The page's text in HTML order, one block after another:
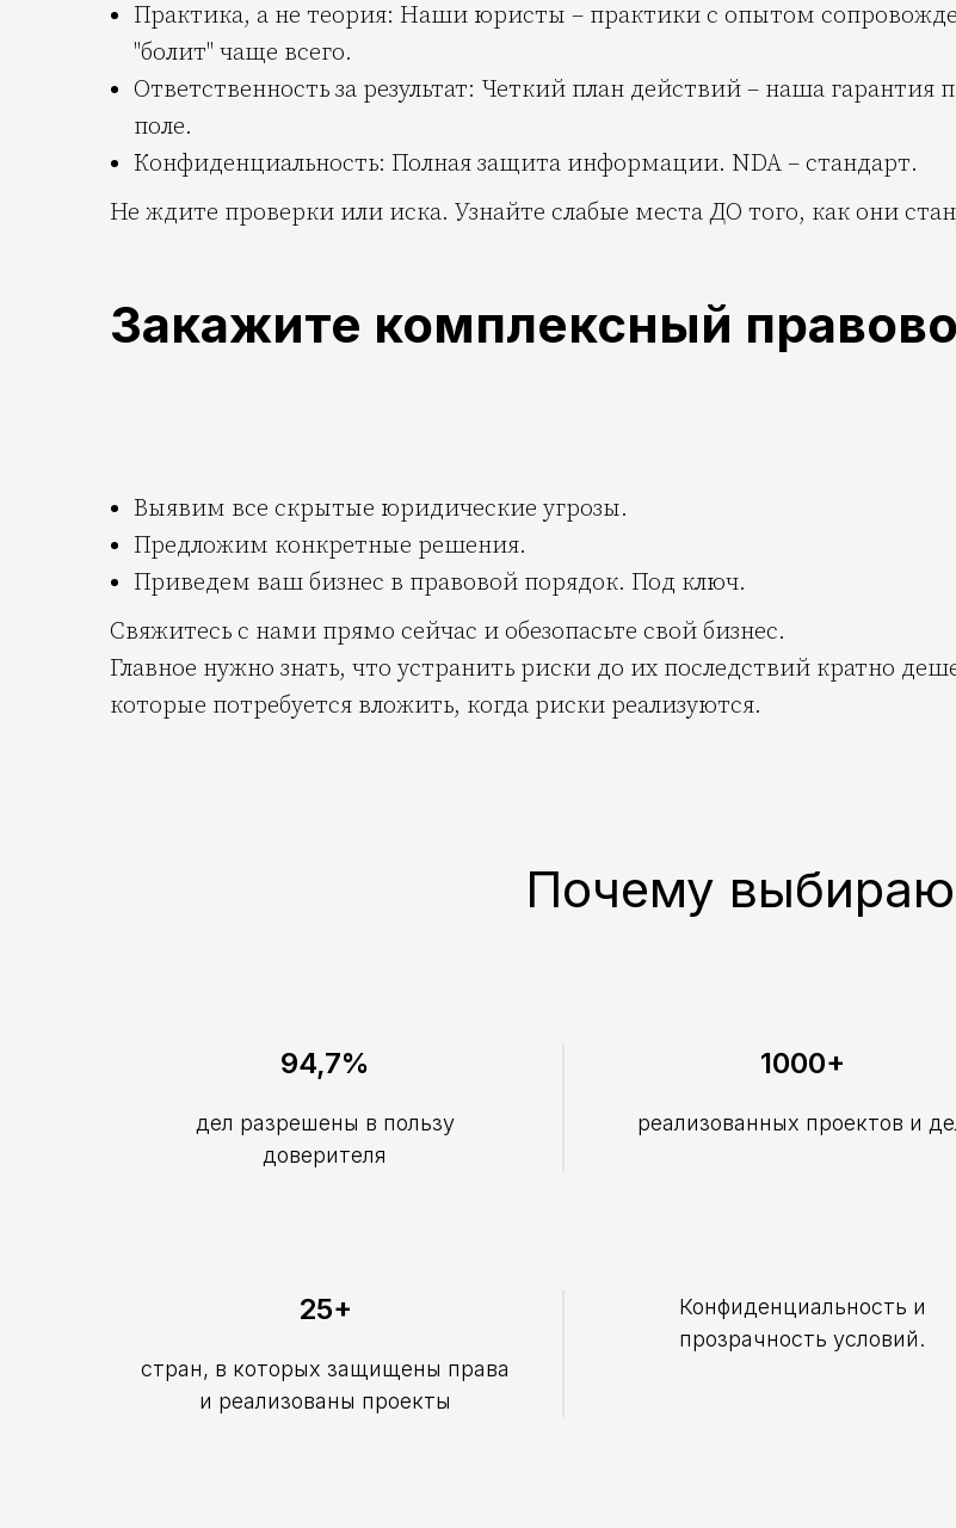
Практика, а не теория: Наши юристы – практики с опытом
"болит" чаще всего.
Ответственность за результат: Четкий план действий – наша
поле.
Конфиденциальность: Полная защита информации. NDA – стандарт.
Не ждите проверки или иска. Узнайте слабые места ДО того, как они
Закажите комплексный
Выявим все скрытые юридические угрозы.
Предложим конкретные решения.
Приведем ваш бизнес в правовой порядок. Под ключ.
Свяжитесь с нами прямо сейчас и обезопасьте свой бизнес.
Главное нужно знать, что устранить риски до их последствий кратно
которые потребуется вложить, когда риски реализуются.
Почему
94,7%
дел разрешены в пользу
доверителя
1000+
реализованных проектов и
25+
стран, в которых защищены права
и реализованы проекты
Конфиденциальность и
прозрачность условий.